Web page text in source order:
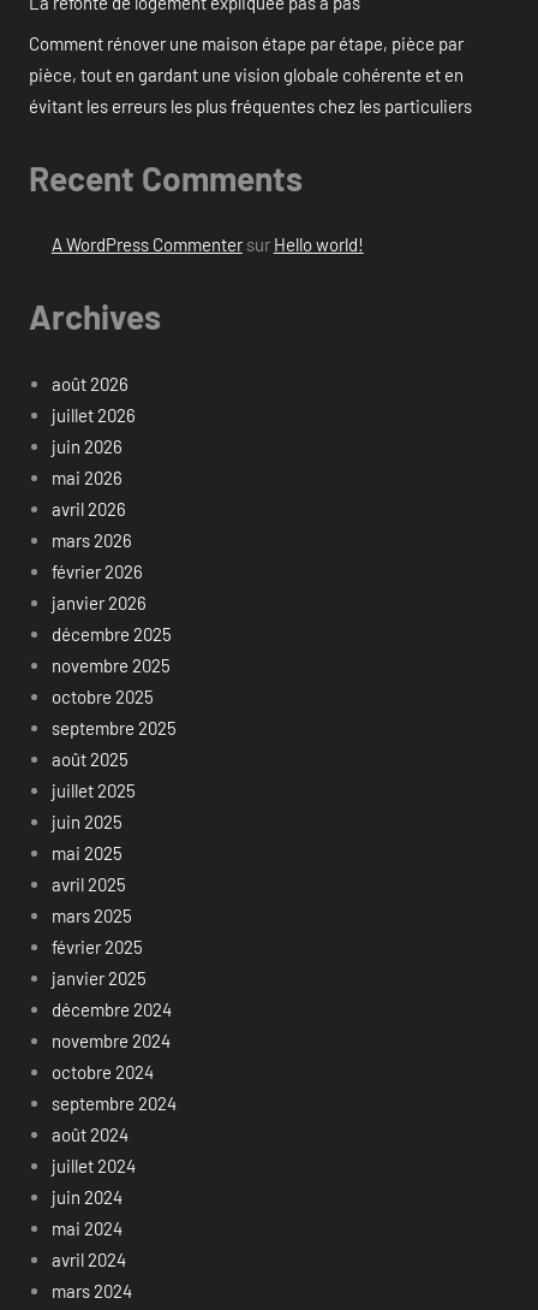
Comment rénover une maison étape par étape, pièce par
pièce, tout en gardant une vision globale cohérente et en
évitant les erreurs les plus fréquentes chez les particuliers
Recent Comments
A WordPress Commentersur Hello world!
Archives
août 2026
juillet 2026
juin 2026
mai 2026
avril 2026
mars 2026
février 2026
janvier 2026
décembre 2025
novembre 2025
octobre 2025
septembre 2025
août 2025
juillet 2025
juin 2025
mai 2025
avril 2025
mars 2025
février 2025
janvier 2025
décembre 2024
novembre 2024
octobre 2024
septembre 2024
août 2024
juillet 2024
juin 2024
mai 2024
avril 2024
mars 2024